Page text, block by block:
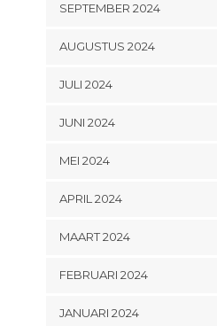
SEPTEMBER 2024
AUGUSTUS 2024
JULI 2024
JUNI 2024
MEI 2024
APRIL 2024
MAART 2024
FEBRUARI 2024
JANUARI 2024